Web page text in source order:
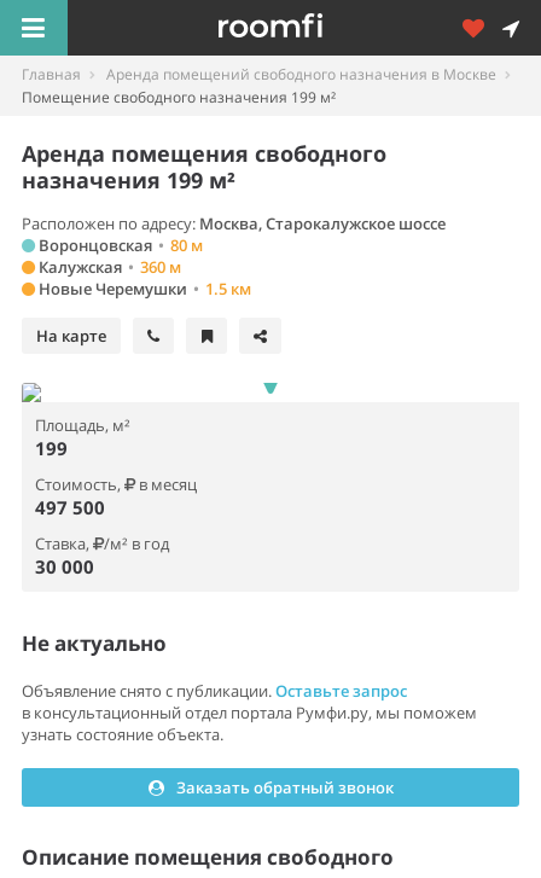
Главная
Аренда помещений свободного назначения в Москве
Помещение свободного назначения 199 м²
Аренда помещения свободного
назначения 199 м²
Расположен по адресу: Москва, Старокалужское шоссе
Воронцовская • 80 м
Калужская • 360 м
Новые Черемушки • 1.5 км
На карте
Площадь, м²
199
Стоимость, в месяц
497 500
Ставка, /м² в год
30 000
Не актуально
Объявление снято с публикации.Оставьте запрос
в консультационный отдел портала Румфи.ру, мы поможем
узнать состояние объекта.
Заказать обратный звонок
Описание помещения свободного